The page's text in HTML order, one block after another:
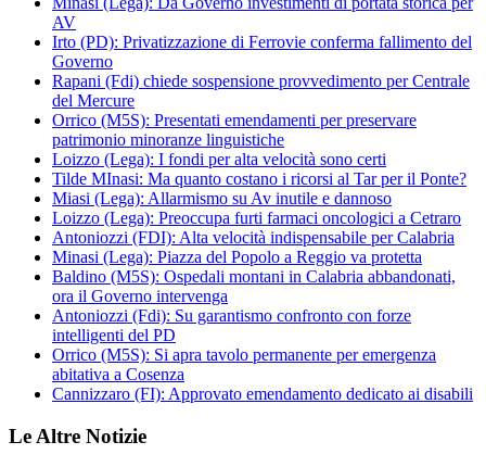
AV
Irto (PD): Privatizzazione di Ferrovie conferma fallimento del
Governo
Rapani (Fdi) chiede sospensione provvedimento per Centrale
del Mercure
Orrico (M5S): Presentati emendamenti per preservare
patrimonio minoranze linguistiche
Loizzo (Lega): I fondi per alta velocità sono certi
Tilde MInasi: Ma quanto costano i ricorsi al Tar per il Ponte?
Miasi (Lega): Allarmismo su Av inutile e dannoso
Loizzo (Lega): Preoccupa furti farmaci oncologici a Cetraro
Antoniozzi (FDI): Alta velocità indispensabile per Calabria
Minasi (Lega): Piazza del Popolo a Reggio va protetta
Baldino (M5S): Ospedali montani in Calabria abbandonati,
ora il Governo intervenga
Antoniozzi (Fdi): Su garantismo confronto con forze
intelligenti del PD
Orrico (M5S): Si apra tavolo permanente per emergenza
abitativa a Cosenza
Cannizzaro (FI): Approvato emendamento dedicato ai disabili
Le Altre Notizie